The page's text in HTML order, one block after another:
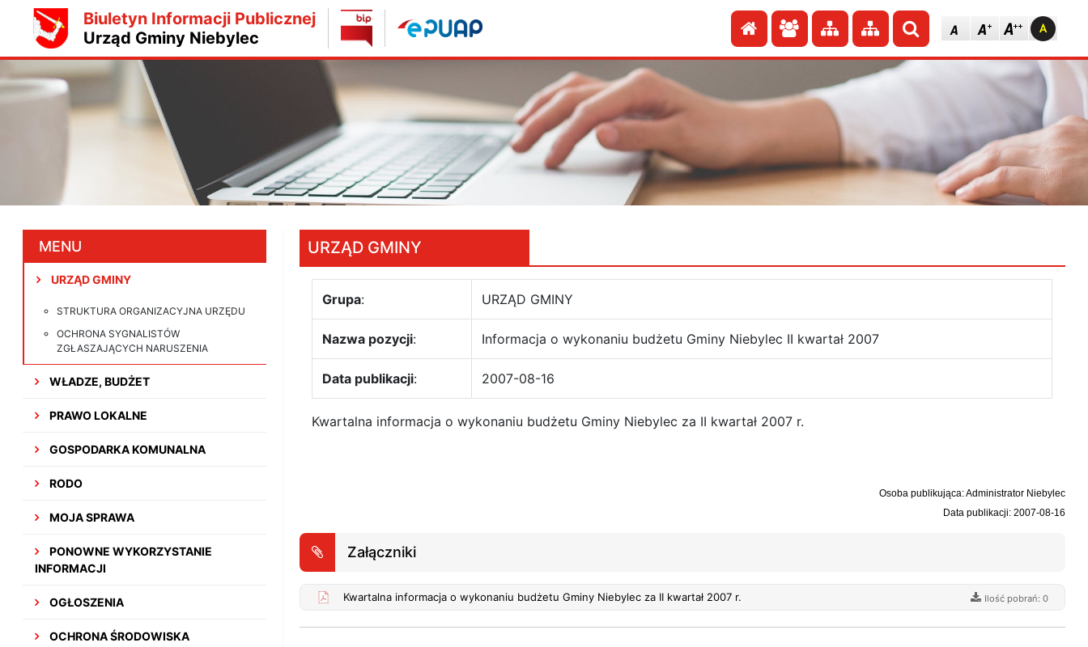
Biuletyn Informacji Publicznej
Urząd Gminy Niebylec
Przejdź do strony głównej
Przejdź do redakcji
Przejdź do mapy strony
Przejdź do mapy strony
Szukaj
MENU
URZĄD GMINY
STRUKTURA ORGANIZACYJNA URZĘDU
OCHRONA SYGNALISTÓW
ZGŁASZAJĄCYCH NARUSZENIA
WŁADZE, BUDŻET
PRAWO LOKALNE
GOSPODARKA KOMUNALNA
RODO
MOJA SPRAWA
PONOWNE WYKORZYSTANIE
INFORMACJI
OGŁOSZENIA
OCHRONA ŚRODOWISKA
URZĄD GMINY
Grupa: URZĄD GMINY
Nazwa pozycji: Informacja o wykonaniu budżetu Gminy Niebylec II kwartał 2007
Data publikacji: 2007-08-16
Kwartalna informacja o wykonaniu budżetu Gminy Niebylec za II kwartał 2007 r.
Osoba publikująca: Administrator Niebylec
Data publikacji: 2007-08-16
Załączniki
Kwartalna informacja o wykonaniu budżetu Gminy Niebylec za II kwartał 2007 r. Ilość pobrań: 0